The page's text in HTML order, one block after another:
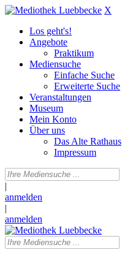
X
Los geht's!
Angebote
Praktikum
Mediensuche
Einfache Suche
Erweiterte Suche
Veranstaltungen
Museum
Mein Konto
Über uns
Das Alte Rathaus
Impressum
|
anmelden
|
anmelden